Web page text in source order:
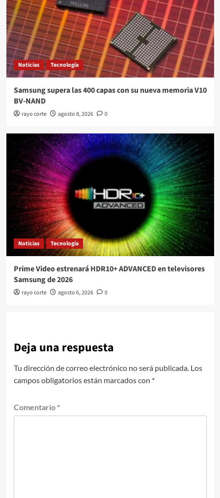
Noticias Tecnología
Samsung supera las 400 capas con su nueva memoria V10
BV-NAND
rayo corte agosto 8, 2026 0
Noticias Tecnología
Prime Video estrenará HDR10+ ADVANCED en televisores
Samsung de 2026
rayo corte agosto 6, 2026 0
Deja una respuesta
Tu dirección de correo electrónico no será publicada. Los
campos obligatorios están marcados con *
Comentario *